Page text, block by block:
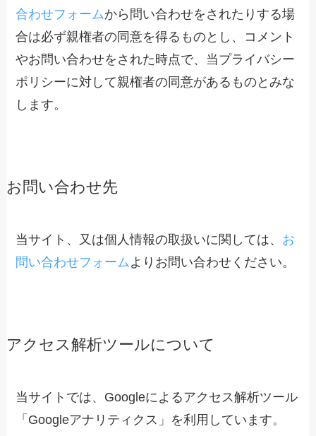
合わせフォームから問い合わせをされたりする場
合は必ず親権者の同意を得るものとし、コメント
やお問い合わせをされた時点で、当プライバシー
ポリシーに対して親権者の同意があるものとみな
します。
お問い合わせ先
当サイト、又は個人情報の取扱いに関しては、 お
問い合わせフォームよりお問い合わせください。
アクセス解析ツールについて
当サイトでは、Googleによるアクセス解析ツール
「Googleアナリティクス」を利用しています。